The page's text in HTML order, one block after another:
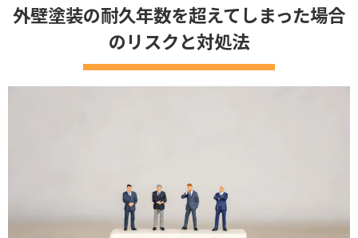
外壁塗装の耐久年数を超えてしまった場合
のリスクと対処法